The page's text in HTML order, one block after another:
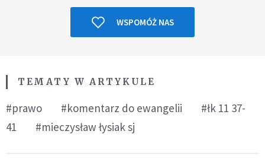
WSPOMÓŻ NAS
TEMATY W ARTYKULE
#prawo #komentarz do ewangelii
#łk 11 37-
41
#mieczysław łysiak sj